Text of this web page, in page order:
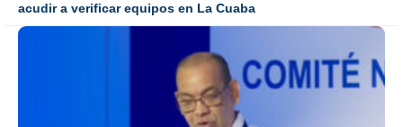
acudir a verificar equipos en La Cuaba